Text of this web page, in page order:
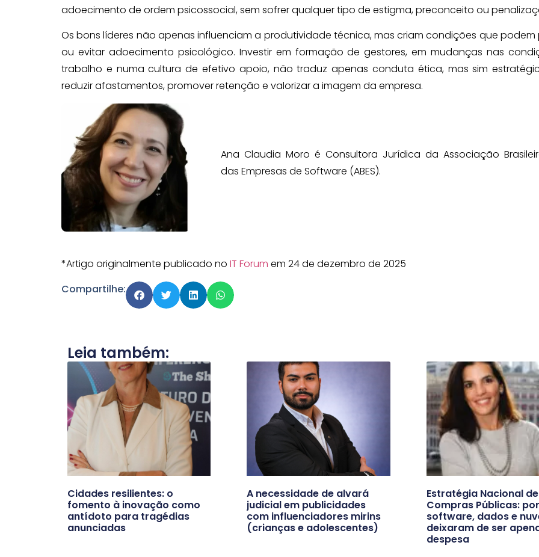
adoecimento de ordem psicossocial, sem sofrer qualquer tipo de estigma, preconceito ou
Os bons líderes não apenas influenciam a produtividade técnica, mas criam condições que podem
ou evitar adoecimento psicológico. Investir em formação de gestores, em mudanças nas
trabalho e numa cultura de efetivo apoio, não traduz apenas conduta ética, mas sim
reduzir afastamentos, promover retenção e valorizar a imagem da empresa.
Ana Claudia Moro é Consultora Jurídica da Associação
das Empresas de Software (ABES).
*Artigo originalmente publicado no IT Forum em 24 de dezembro de 2025
Compartilhe:
Leia também:
Cidades resilientes: o
fomento à inovação como
antídoto para tragédias
anunciadas
A necessidade de alvará
judicial em publicidades
com influenciadores mirins
(crianças e adolescentes)
Estratégia Nacional de
Compras Públicas:
software, dados e
deixaram de ser
despesa